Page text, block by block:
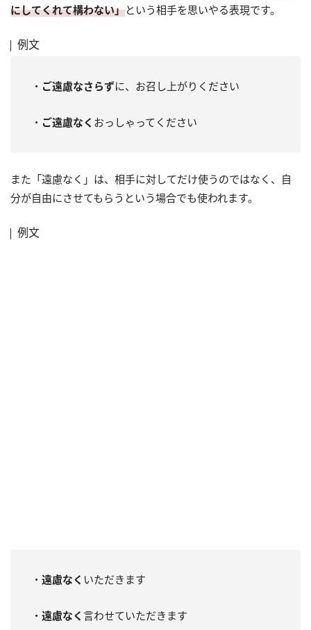
にしてくれて構わない」という相手を思いやる表現です。
例文
・ ご遠慮なさらずに、お召し上がりください
・ ご遠慮なく おっしゃってください
また「遠慮なく」は、相手に対してだけ使うのではなく、自
分が自由にさせてもらうという場合でも使われます。
例文
・ 遠慮なく いただきます
・ 遠慮なく 言わせていただきます